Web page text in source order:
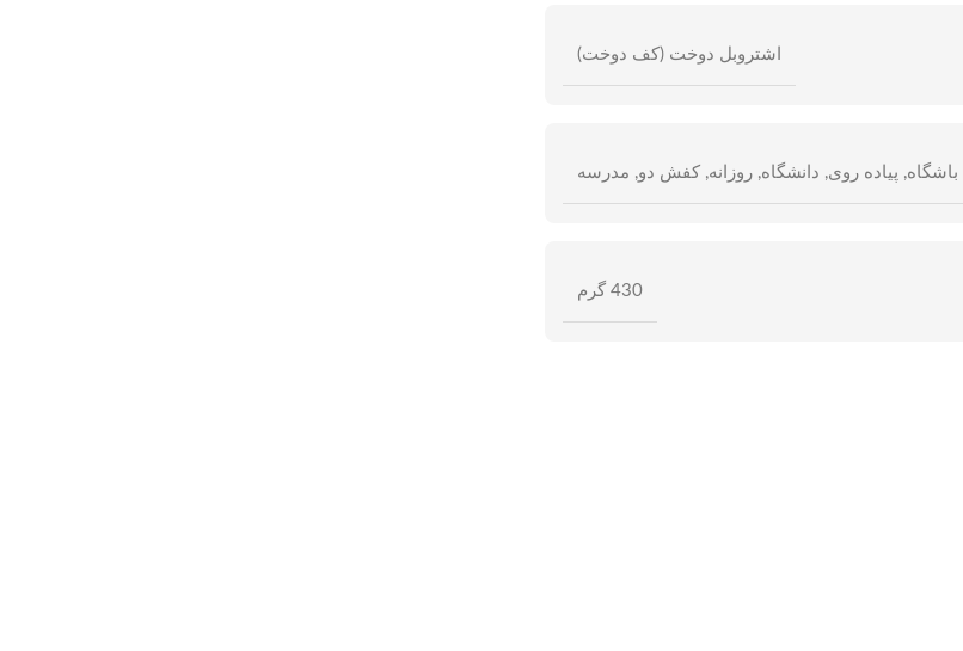
اشتروبل دوخت (کف دوخت)
باشگاه, پیاده روی, دانشگاه, روزانه, کفش دو, مدرسه
430 گرم